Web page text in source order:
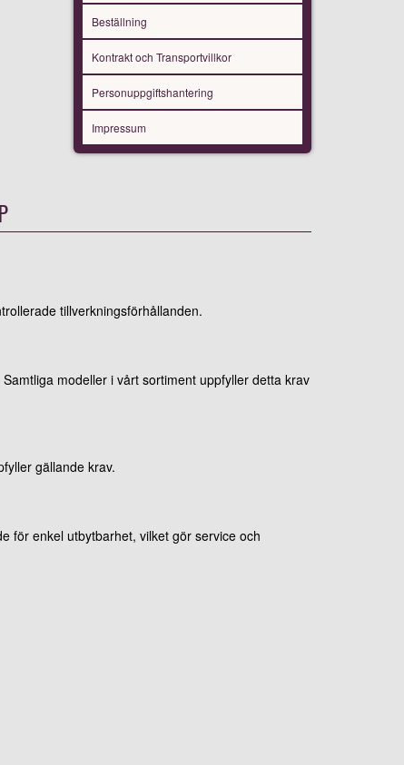
Beställning
Kontrakt och Transportvillkor
Personuppgiftshantering
Impressum
tillverkningsförhållanden.
modeller i vårt sortiment uppfyller detta krav
gällande krav.
för enkel utbytbarhet, vilket gör service och